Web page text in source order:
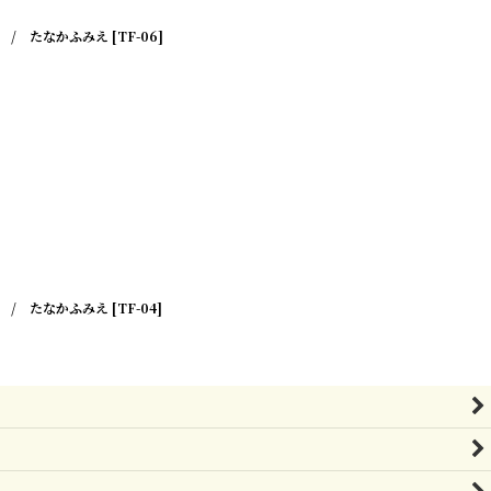
/ たなかふみえ [TF-06]
/ たなかふみえ [TF-04]